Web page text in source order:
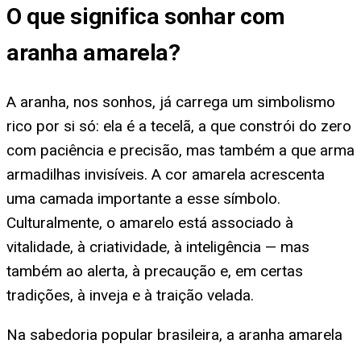
O que significa sonhar com
aranha amarela?
A aranha, nos sonhos, já carrega um simbolismo
rico por si só: ela é a tecelã, a que constrói do zero
com paciência e precisão, mas também a que arma
armadilhas invisíveis. A cor amarela acrescenta
uma camada importante a esse símbolo.
Culturalmente, o amarelo está associado à
vitalidade, à criatividade, à inteligência — mas
também ao alerta, à precaução e, em certas
tradições, à inveja e à traição velada.
Na sabedoria popular brasileira, a aranha amarela